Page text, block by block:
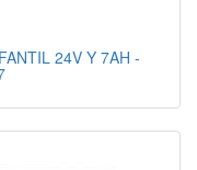
24V Y 7AH -